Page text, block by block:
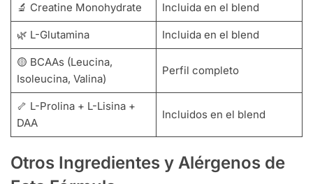
🔬 Creatine Monohydrate Incluida en el blend
🌿 L-Glutamina Incluida en el blend
🟡 BCAAs (Leucina,
Isoleucina, Valina)
Perfil completo
🦴 L-Prolina + L-Lisina +
DAA
Incluidos en el blend
Otros Ingredientes y Alérgenos de